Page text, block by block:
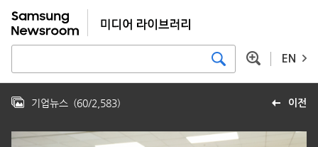
EN
이전
기업뉴스 (60/2,583)